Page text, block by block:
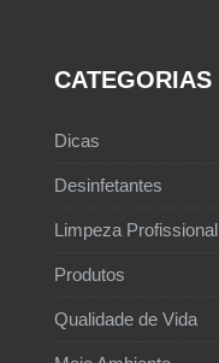
CATEGORIAS
Dicas
Desinfetantes
Limpeza Profissional
Produtos
Qualidade de Vida